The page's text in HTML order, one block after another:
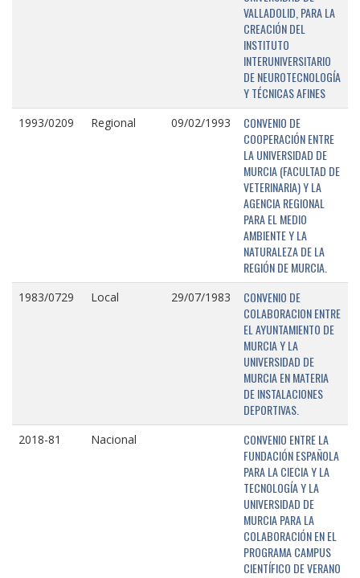
VALLADOLID, PARA LA
CREACIÓN DEL
INSTITUTO
INTERUNIVERSITARIO
DE NEUROTECNOLOGÍA
Y TÉCNICAS AFINES
1993/0209 Regional 09/02/1993
CONVENIO DE
COOPERACIÓN ENTRE
LA UNIVERSIDAD DE
MURCIA (FACULTAD DE
VETERINARIA) Y LA
AGENCIA REGIONAL
PARA EL MEDIO
AMBIENTE Y LA
NATURALEZA DE LA
REGIÓN DE MURCIA.
1983/0729 Local 29/07/1983
CONVENIO DE
COLABORACION ENTRE
EL AYUNTAMIENTO DE
MURCIA Y LA
UNIVERSIDAD DE
MURCIA EN MATERIA
DE INSTALACIONES
DEPORTIVAS.
2018-81 Nacional
CONVENIO ENTRE LA
FUNDACIÓN ESPAÑOLA
PARA LA CIECIA Y LA
TECNOLOGÍA Y LA
UNIVERSIDAD DE
MURCIA PARA LA
COLABORACIÓN EN EL
PROGRAMA CAMPUS
CIENTÍFICO DE VERANO